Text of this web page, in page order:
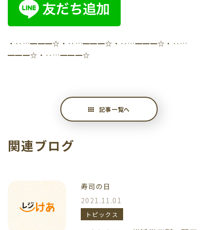
・‥…━━━☆・‥…━━━☆・‥…━━━☆・‥…
━━━☆・‥…━━━☆
記事一覧へ
関連ブログ
寿司の日
2021.11.01
トピックス